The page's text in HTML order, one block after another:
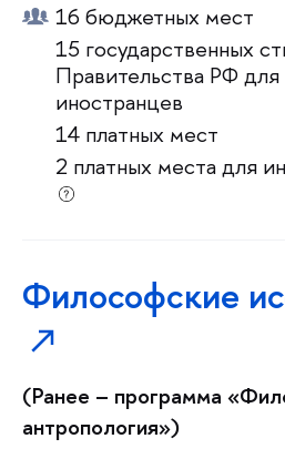
16 бюджетных мест
15 государственных
Правительства РФ для
иностранцев
14 платных мест
2 платных места для
Философские
(Ранее – программа
антропология»)